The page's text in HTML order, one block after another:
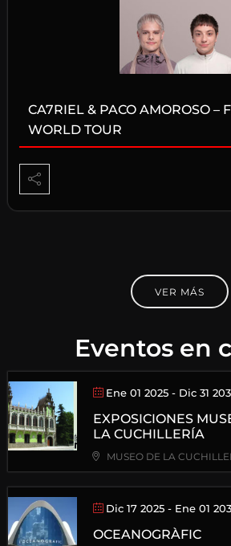
CA7RIEL & PACO AMOROSO –
WORLD TOUR
VER MÁS
Eventos en
Ene 01 2025 - Dic 31
EXPOSICIONES
LA CUCHILLERÍA
MUSEO DE LA
Dic 17 2025 - Ene 01
OCEANOGRÀFIC